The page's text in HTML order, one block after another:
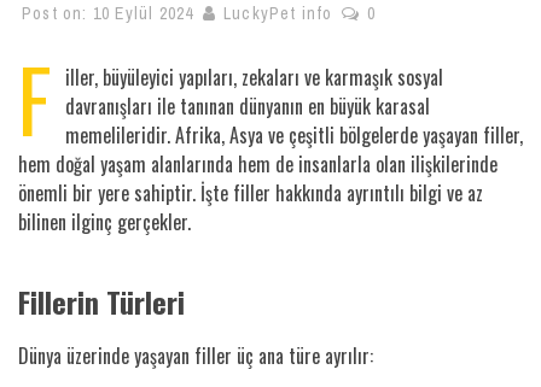
Post on: 10 Eylül 2024 LuckyPet info 0
F iller, büyüleyici yapıları, zekaları ve karmaşık sosyal
davranışları ile tanınan dünyanın en büyük karasal
memelileridir. Afrika, Asya ve çeşitli bölgelerde yaşayan filler,
hem doğal yaşam alanlarında hem de insanlarla olan ilişkilerinde
önemli bir yere sahiptir. İşte filler hakkında ayrıntılı bilgi ve az
bilinen ilginç gerçekler.
Fillerin Türleri
Dünya üzerinde yaşayan filler üç ana türe ayrılır: